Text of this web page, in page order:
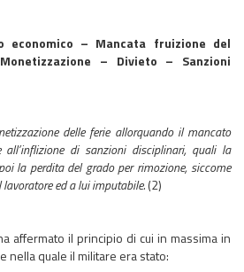
economico – Mancata fruizione del
– Divieto – Sanzioni
etizzazione delle ferie allorquando il mancato
all’inflizione di sanzioni disciplinari, quali la
la perdita del grado per rimozione, siccome
ed a lui imputabile.(2)
affermato il principio di cui in massima in
nella quale il militare era stato: